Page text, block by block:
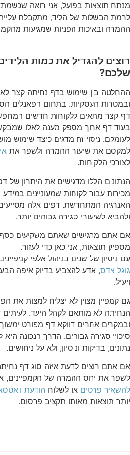
מנתח תוצאות בפועל, אני רואה
לרמת הבשלות של הליד, מתקבלת
ההמרה ובאיכות הפניות שמגיעות
רוצים להגדיל את כמות
שלכם?
ההחלטה בין שימוש בדף נחיתה קצר
ובמטרות העסקיות. בתחום הפאנלים
דף קצר מתאים ללקוחות חדשים
בעוד דף ארוך מספק מענה לאלו
לעומקם. ניסוי זה מדגים כיצד שימוש
למקסם את שיעור ההמרה ולשפר את
לצורכי הלקוחות.
הנתונים הללו מדגישים את היתרון של
מכירות עבור לקוחות שמעוניינים
האנרגיה המתחדשת. דפים אלה מסייעים
ולהביא לשיעורי סגירה גבוהים יותר.
אם אתם מרגישים שאתם משקיעים
מספיק תוצאות, אני כאן כדי לעזור.
עם ניסיון של שנים בניהול אלפי
גוגל אדס, אדע להצביע בדיוק איפה
ויעיל.
גם קמפיין מצוין לא יצליח למצות את
הנחיתה לא מותאם לקהל היעד. לעיתים
ובמקרים אחרים דווקא דף מפורט ימשוך
סיכויי סגירה גבוהים. הדרך הנכונה
נתונים, בדיקות וניסיון, ולא על ניחושים.
אם אתם רוצים לדעת איזה סוג דף
לשפר את יחס ההמרה של הקמפיינים,
להשאיר פרטים או לשלוח הודעת
יותר תוצאות מאותו תקציב פרסום.